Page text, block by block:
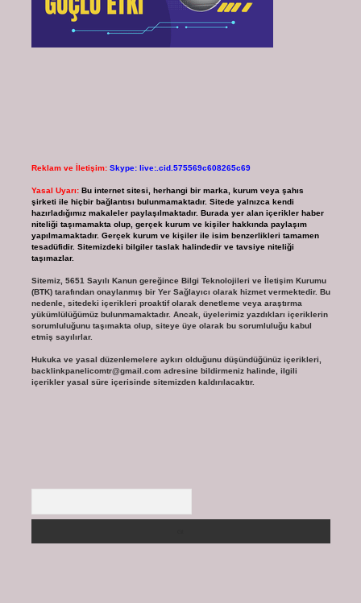
Reklam ve İletişim: Skype: live:.cid.575569c608265c69
Yasal Uyarı: Bu internet sitesi, herhangi bir marka, kurum veya şahıs
şirketi ile hiçbir bağlantısı bulunmamaktadır. Sitede yalnızca kendi
hazırladığımız makaleler paylaşılmaktadır. Burada yer alan içerikler haber
niteliği taşımamakta olup, gerçek kurum ve kişiler hakkında paylaşım
yapılmamaktadır. Gerçek kurum ve kişiler ile isim benzerlikleri tamamen
tesadüfidir. Sitemizdeki bilgiler taslak halindedir ve tavsiye niteliği
taşımazlar.
Sitemiz, 5651 Sayılı Kanun gereğince Bilgi Teknolojileri ve İletişim Kurumu
(BTK) tarafından onaylanmış bir Yer Sağlayıcı olarak hizmet vermektedir. Bu
nedenle, sitedeki içerikleri proaktif olarak denetleme veya araştırma
yükümlülüğümüz bulunmamaktadır. Ancak, üyelerimiz yazdıkları içeriklerin
sorumluluğunu taşımakta olup, siteye üye olarak bu sorumluluğu kabul
etmiş sayılırlar.
Hukuka ve yasal düzenlemelere aykırı olduğunu düşündüğünüz içerikleri,
backlinkpanelicomtr@gmail.comadresine bildirmeniz halinde, ilgili
içerikler yasal süre içerisinde sitemizden kaldırılacaktır.